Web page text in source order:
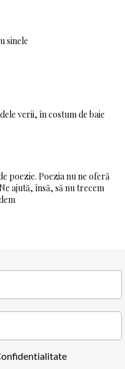
sinele
verii, în costum de baie
poezie. Poezia nu ne oferă
ajută, însă, să nu trecem